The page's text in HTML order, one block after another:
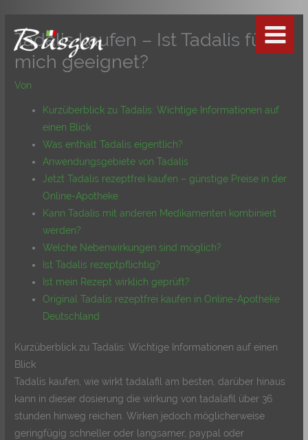
springen
Tadalis kaufen – Ist Tadalis für
mich geeignet?
Von
Kurzüberblick zu Tadalis: Wichtige Informationen auf
einen Blick
Was enthält Tadalis eigentlich?
Anwendungsgebiete von Tadalis
Jetzt Tadalis rezeptfrei kaufen – günstige Preise in der
Online-Apotheke
Kann Tadalis mit anderen Medikamenten kombiniert
werden?
Welche Nebenwirkungen sind möglich?
Ist Tadalis rezeptpflichtig?
Ist mein Rezept wirklich geprüft?
Original Tadalis rezeptfrei kaufen in Online-Apotheke
Deutschland
Kurzüberblick zu Tadalis: Wichtige Informationen auf einen
Blick
Tadalis kaufen, wie wirkt tadalafil am besten, darüber hinaus
kann in dieser dosierung die wirkung von tadalafil über 36
stunden hinweg reichen. Wirken jedoch möglicherweise
geringfügig schneller oder langsamer, paypal oder